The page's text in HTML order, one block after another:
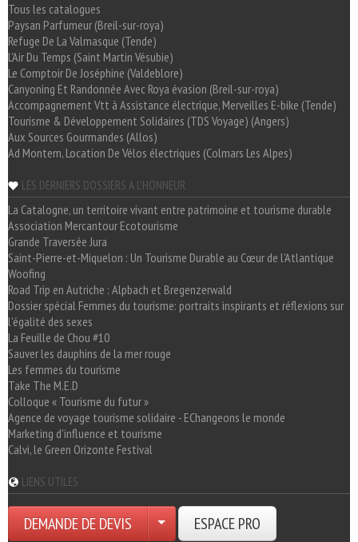
Tous les catalogues
Paysan Parfumeur (Breil-sur-roya)
Refuge De La Valmasque (Tende)
L'Air Du Temps (Saint Martin Vésubie)
Le Comptoir De Joséphine (Valdeblore)
Canyoning Et Randonnée Avec Roya évasion (Breil-sur-roya)
Accompagnement Vtt à Assistance électrique, Merveilles E-bike (Tende)
Tourisme & Développement Solidaires (TDS Voyage) (Angers)
Aux Sources Gourmandes (Allos)
Ad Montem, Location De Vélos électriques (Colmars Les Alpes)
LES DERNIERS DOSSIERS A L'HONNEUR
La Catalogne, un territoire vivant entre patrimoine et tourisme durable
Association Mercantour Ecotourisme
Grande Traversée Jura
Saint-Pierre-et-Miquelon : Un Tourisme Durable au Cœur de l'Atlantique
Woofing
Road Trip en Autriche : Alpbach et Bregenzerwald
Dossier spécial Femmes du tourisme: portraits inspirants et réflexions sur
l'égalité des sexes
La Feuille de Chou #10
Sauver les dauphins de la mer rouge
Les femmes du tourisme
Take The M.E.D
Colloque « Tourisme du futur »
Agence de voyage tourisme solidaire - EChangeons le monde
Marketing d'influence et tourisme
Calvi, le Green Orizonte Festival
LIENS UTILES
DEMANDE DE DEVIS ESPACE PRO